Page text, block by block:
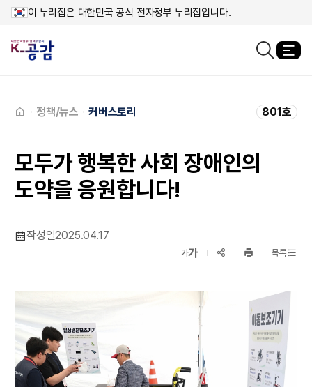
이 누리집은 대한민국 공식 전자정부 누리집입니다.
정책/뉴스 커버스토리 801호
모두가 행복한 사회 장애인의
도약을 응원합니다!
작성일2025.04.17
가축소보기
가확대보기SNS공유
프린트
목록